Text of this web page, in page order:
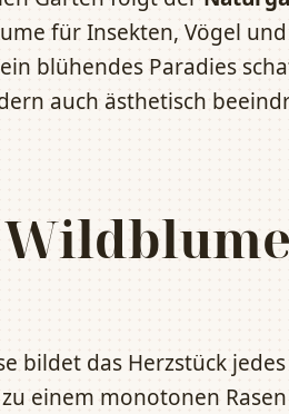
für Insekten, Vögel
blühendes Paradies
auch ästhetisch
bildet das Herzstück
einem monotonen